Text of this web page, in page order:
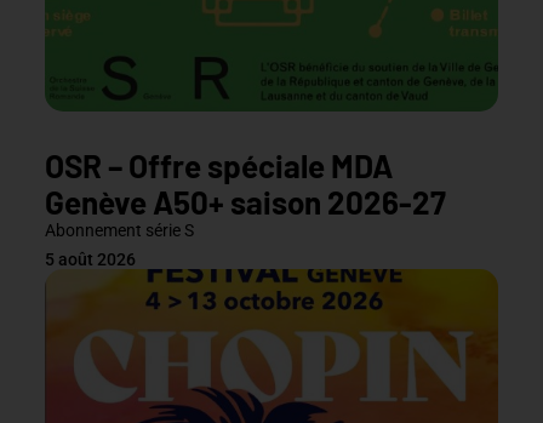
OSR – Offre spéciale MDA
Genève A50+ saison 2026-27
Abonnement série S
5 août 2026